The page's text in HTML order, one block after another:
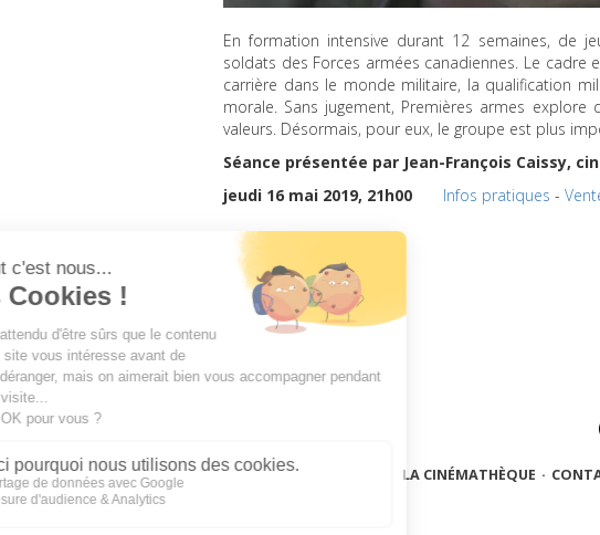
En formation intensive durant 12 semaines, de
soldats des Forces armées canadiennes. Le cadre
carrière dans le monde militaire, la qualification
morale. Sans jugement, Premières armes
valeurs. Désormais, pour eux, le groupe est plus
Séance présentée par Jean-François Caissy,
jeudi 16 mai 2019, 21h00
Infos pratiques -
LA CINÉMATHÈQUE ·